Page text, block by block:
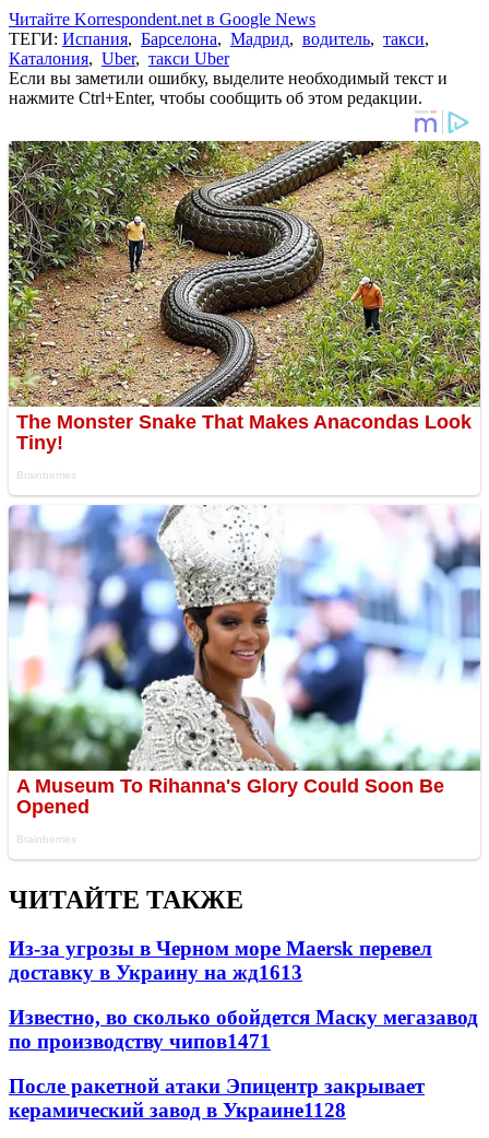
Читайте Korrespondent.net в Google News
ТЕГИ: Испания, Барселона, Мадрид, водитель, такси,
Каталония, Uber, такси Uber
Если вы заметили ошибку, выделите необходимый текст и
нажмите Ctrl+Enter, чтобы сообщить об этом редакции.
ЧИТАЙТЕ ТАКЖЕ
Из-за угрозы в Черном море Maersk перевел
доставку в Украину на жд1613
Известно, во сколько обойдется Маску мегазавод
по производству чипов1471
После ракетной атаки Эпицентр закрывает
керамический завод в Украине1128